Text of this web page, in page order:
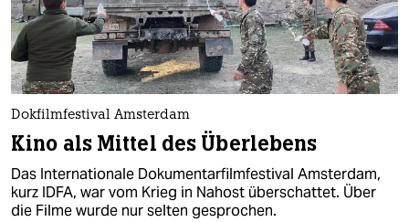
Dokfilmfestival Amsterdam
Kino als Mittel des Überlebens
Das Internationale Dokumentarfilmfestival Amsterdam,
kurz IDFA, war vom Krieg in Nahost überschattet. Über
die Filme wurde nur selten gesprochen.